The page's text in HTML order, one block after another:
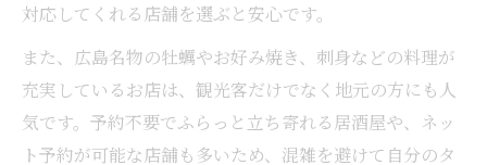
対応してくれる店舗を選ぶと安心です。
また、広島名物の牡蠣やお好み焼き、刺身などの料理が
充実しているお店は、観光客だけでなく地元の方にも人
気です。予約不要でふらっと立ち寄れる居酒屋や、ネッ
ト予約が可能な店舗も多いため、混雑を避けて自分のタ